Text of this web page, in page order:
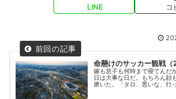
LINE コ
命懸けのサッカー観戦（
嫁も息子も何時まで寝てんだ
日は大事な日だ。もちろん顔
磨いた。「タロ、悪いな、行